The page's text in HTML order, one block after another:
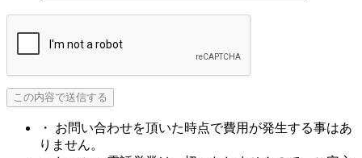
・ お問い合わせを頂いた時点で費用が発生する事はあ
りません。